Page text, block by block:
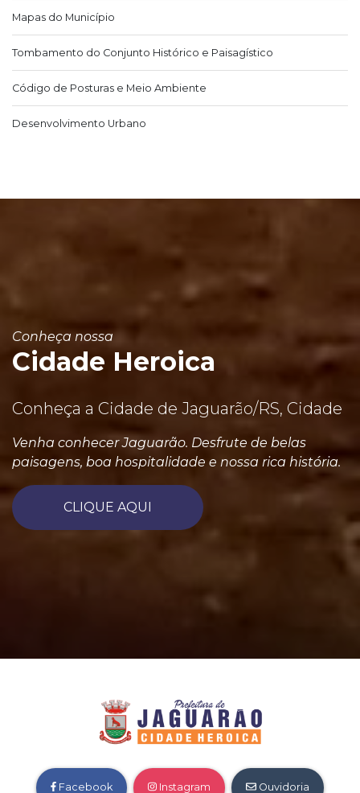
Mapas do Município
Tombamento do Conjunto Histórico e Paisagístico
Código de Posturas e Meio Ambiente
Desenvolvimento Urbano
Conheça nossa
Cidade Heroica
Conheça a Cidade de Jaguarão/RS, Cidade
Venha conhecer Jaguarão. Desfrute de belas
paisagens, boa hospitalidade e nossa rica história.
CLIQUE AQUI
Facebook Instagram Ouvidoria